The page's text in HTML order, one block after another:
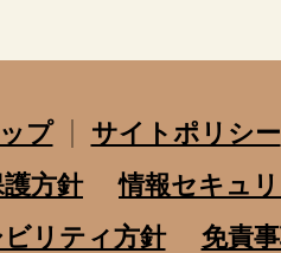
プ
サイトポリシー
方針
情報セキュ
リティ方針
免責